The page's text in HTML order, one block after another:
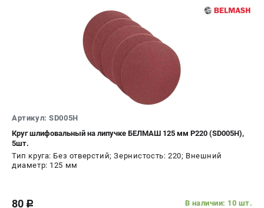
Артикул: SD005H
Круг шлифовальный на липучке БЕЛМАШ 125 мм P220 (SD005H),
5шт.
Тип круга: Без отверстий; Зернистость: 220; Внешний
диаметр: 125 мм
80 c
В наличии: 10 шт.